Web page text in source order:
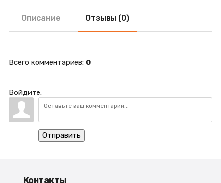
Описание Отзывы (0)
Всего комментариев: 0
Войдите:
Отправить
Контакты